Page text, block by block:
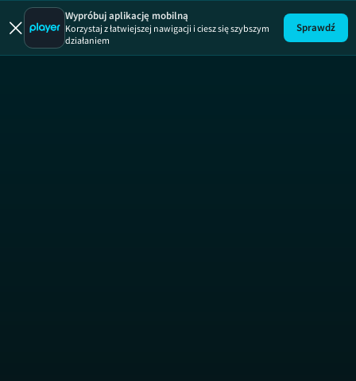
101 napraw
Wypróbuj aplikację mobilną
Korzystaj z łatwiejszej nawigacji i ciesz się szybszym
działaniem
Sprawdź